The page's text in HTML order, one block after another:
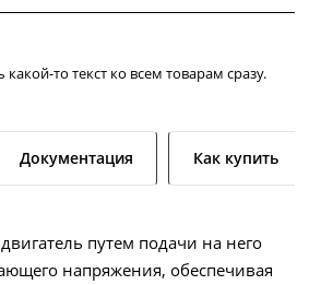
то текст ко всем товарам сразу.
Документация Как купить
двигатель путем подачи на него
напряжения, обеспечивая